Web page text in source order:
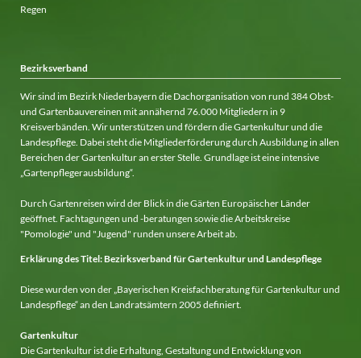
Regen
Bezirksverband
Wir sind im Bezirk Niederbayern die Dachorganisation von rund 384 Obst-
und Gartenbauvereinen mit annähernd 76.000 Mitgliedern in 9
Kreisverbänden. Wir unterstützen und fördern die Gartenkultur und die
Landespflege. Dabei steht die Mitgliederförderung durch Ausbildung in allen
Bereichen der Gartenkultur an erster Stelle. Grundlage ist eine intensive
„Gartenpflegerausbildung“.
Durch Gartenreisen wird der Blick in die Gärten Europäischer Länder
geöffnet. Fachtagungen und -beratungen sowie die Arbeitskreise
"Pomologie" und "Jugend" runden unsere Arbeit ab.
Erklärung des Titel: Bezirksverband für Gartenkultur und Landespflege
Diese wurden von der „Bayerischen Kreisfachberatung für Gartenkultur und
Landespflege“ an den Landratsämtern 2005 definiert.
Gartenkultur
Die Gartenkultur ist die Erhaltung, Gestaltung und Entwicklung von